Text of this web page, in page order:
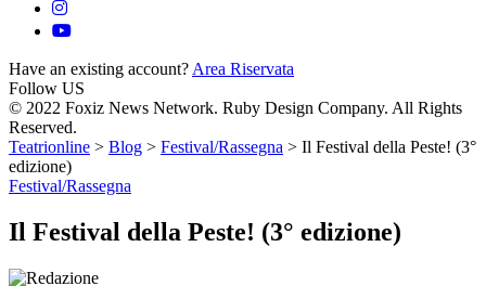
Have an existing account? Area Riservata
Follow US
© 2022 Foxiz News Network. Ruby Design Company. All Rights
Reserved.
Teatrionline > Blog > Festival/Rassegna > Il Festival della Peste! (3°
edizione)
Festival/Rassegna
Il Festival della Peste! (3° edizione)